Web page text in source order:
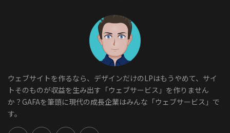
ウェブサイトを作るなら、デザインだけのLPはもうやめて、サイ
トそのものが収益を生み出す「ウェブサービス」を作りません
か？GAFAを筆頭に現代の成長企業はみんな「ウェブサービス」で
す。